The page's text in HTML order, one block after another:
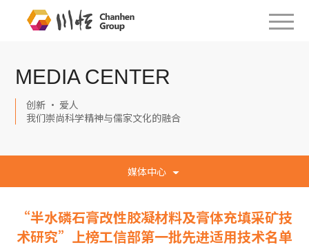
MEDIA CENTER
创新 · 爱人
我们崇尚科学精神与儒家文化的融合
媒体中心
“半水磷石膏改性胶凝材料及膏体充填采矿技
术研究”上榜工信部第一批先进适用技术名单